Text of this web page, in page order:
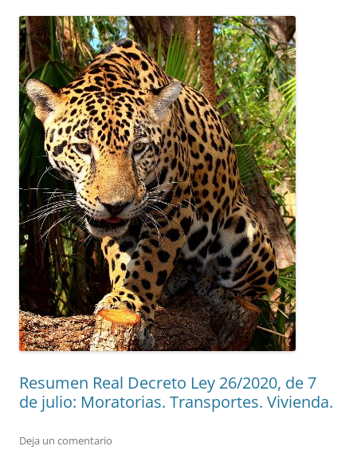
Resumen Real Decreto Ley 26/2020, de 7
de julio: Moratorias. Transportes. Vivienda.
Deja un comentario